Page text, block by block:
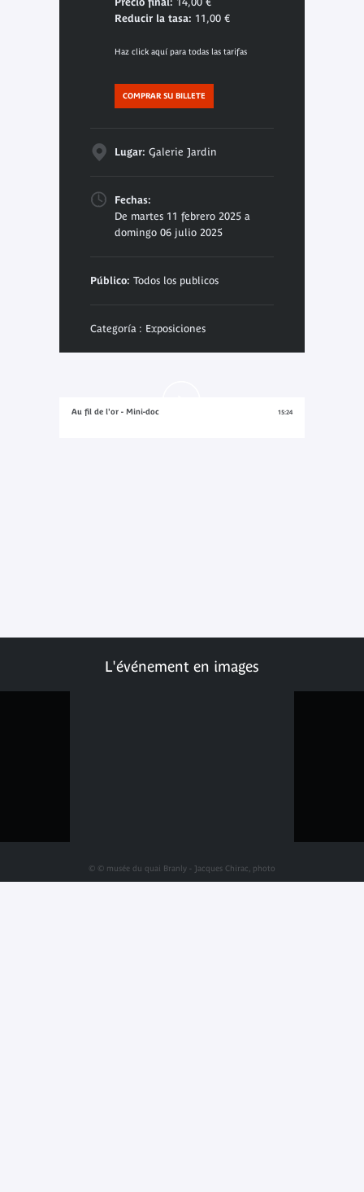
Reducir la tasa: 11,00 €
Haz click aquí para todas las tarifas
COMPRAR SU BILLETE
Lugar: Galerie Jardin
Fechas:
De martes 11 febrero 2025 a
domingo 06 julio 2025
Público: Todos los publicos
Categoría : Exposiciones
Au fil de l'or - Mini-doc 15:24
L'événement en images
© © musée du quai Branly - Jacques Chirac, photo